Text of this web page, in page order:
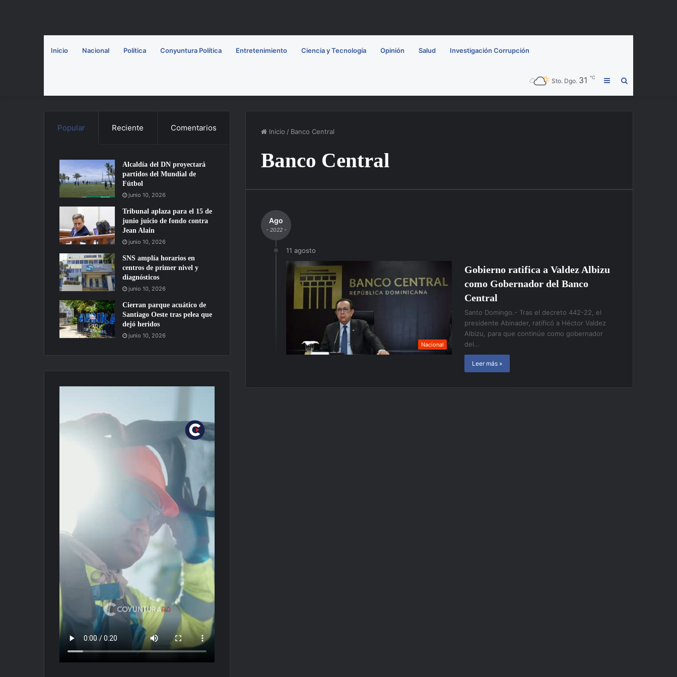
Inicio Nacional Política Conyuntura Política Entretenimiento Ciencia y Tecnología Opinión Salud Investigación Corrupción
Barra
Sto. Dgo. 31 ℃
Inicio / Banco Central
Banco Central
Ago
- 2022 -
11 agosto
Nacional
Gobierno ratifica a Valdez Albizu
como Gobernador del Banco
Central
Santo Domingo.- Tras el decreto 442-22, el
presidente Abinader, ratificó a Héctor Valdez
Albizu, para que continúe como gobernador
del…
Leer más »
Popular Reciente Comentarios
Alcaldía del DN proyectará
partidos del Mundial de
Fútbol
junio 10, 2026
Tribunal aplaza para el 15 de
junio juicio de fondo contra
Jean Alain
junio 10, 2026
SNS amplía horarios en
centros de primer nivel y
diagnósticos
junio 10, 2026
Cierran parque acuático de
Santiago Oeste tras pelea que
dejó heridos
junio 10, 2026